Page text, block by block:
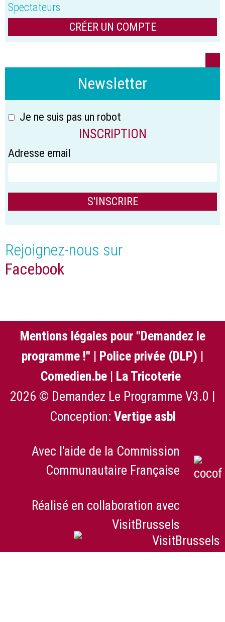
Spectateurs
CRÉER UN COMPTE
Newsletter
Je ne suis pas un robot
INSCRIPTION
Adresse email
Rejoignez-nous sur
Facebook
Mentions légales pour "Demandez le
programme !" | Police privée (DLP) |
Comedien.be | La Tricoterie
2026 © Demandez Le Programme V3.0 |
Conception: Vertige asbl
Avec l'aide de la Commission
Communautaire Française
Réalisé en collaboration avec
VisitBrussels